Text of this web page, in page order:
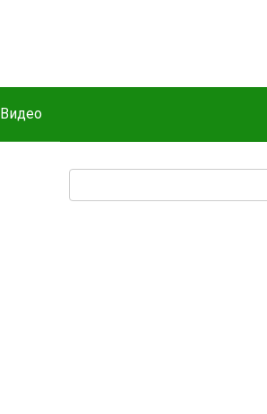
Видео